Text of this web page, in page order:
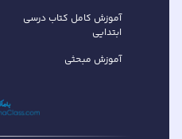
آموزش کامل کتاب درسی
ابتدایی
آموزش مبحثی